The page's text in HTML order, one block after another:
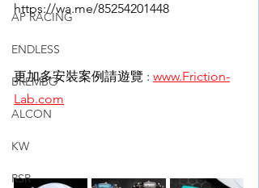
AP RACING
ENDLESS
BREMBO
ALCON
KW
RSR
https://wa.me/85254201448
更加多安裝案例請遊覽 : www.Friction-
Lab.com